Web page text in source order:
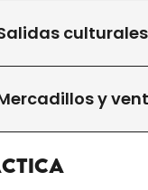
culturales
y